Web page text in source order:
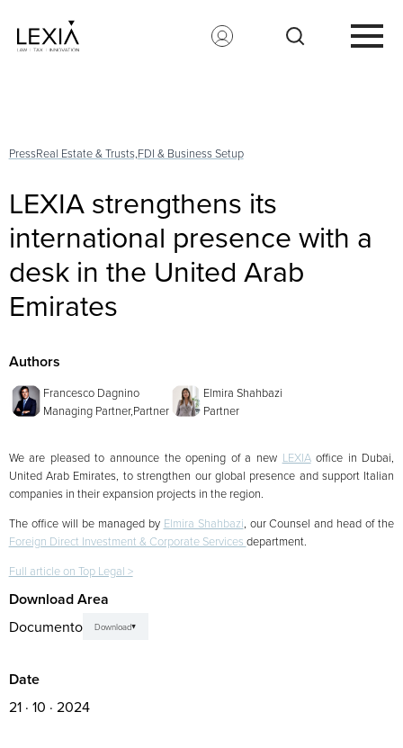
PressReal Estate & Trusts,FDI & Business Setup
LEXIA strengthens its
international presence with a
desk in the United Arab
Emirates
Authors
Francesco Dagnino
Managing Partner,Partner
Elmira Shahbazi
Partner
We are pleased to announce the opening of a new LEXIAoffice in Dubai,
United Arab Emirates, to strengthen our global presence and support Italian
companies in their expansion projects in the region.
The office will be managed by Elmira Shahbazi, our Counsel and head of the
Foreign Direct Investment & Corporate Services department.
Full article on Top Legal >
Download Area
Documento Download
Date
21 · 10 · 2024